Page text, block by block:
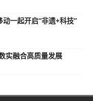
一起开启“非遗+科技”
实融合高质量发展